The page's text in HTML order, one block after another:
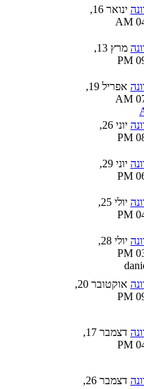
ינואר 16,
מרץ 13,
אפריל 19,
יוני 26,
יוני 29,
יולי 25,
יולי 28,
אוקטובר 20,
דצמבר 17,
דצמבר 26,